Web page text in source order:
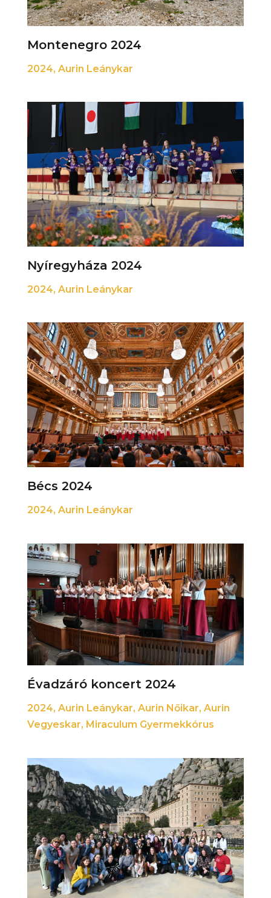
Montenegro 2024
2024, Aurin Leánykar
Nyíregyháza 2024
2024, Aurin Leánykar
Bécs 2024
2024, Aurin Leánykar
Évadzáró koncert 2024
2024, Aurin Leánykar, Aurin Nőikar, Aurin
Vegyeskar, Miraculum Gyermekkórus